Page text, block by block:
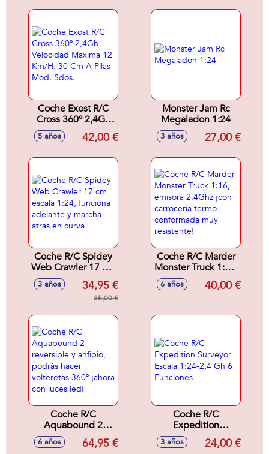
Coche Exost R/C
Cross 360º 2,4Gh
Velocidad Maxima
12 Km/H. 30 Cm A
5 años 42,00 €
Monster Jam Rc
Megaladon 1:24
3 años 27,00 €
Coche R/C Spidey
Web Crawler 17 cm
escala 1:24,
funciona adelante y
marcha atrás en
3 años 34,95 €
35,00 €
Coche R/C Marder
Monster Truck 1:16,
emisora 2.4Ghz
¡con carrocería
6 años 40,00 €
Coche R/C
Aquabound 2
reversible y anfibio,
podrás hacer
6 años 64,95 €
Coche R/C
Expedition
Surveyor Escala
1:24-2,4 Gh 6
3 años 24,00 €